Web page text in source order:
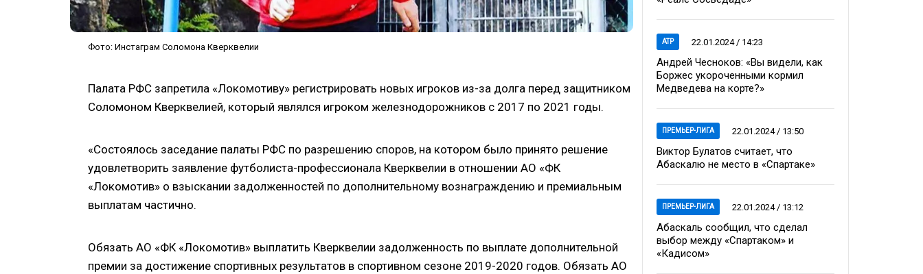
Фото: Инстаграм Соломона Кверквелии
Палата РФС запретила «Локомотиву» регистрировать новых игроков из-за долга перед защитником
Соломоном Кверквелией, который являлся игроком железнодорожников с 2017 по 2021 годы.
«Состоялось заседание палаты РФС по разрешению споров, на котором было принято решение
удовлетворить заявление футболиста-профессионала Кверквелии в отношении АО «ФК
«Локомотив» о взыскании задолженностей по дополнительному вознаграждению и премиальным
выплатам частично.
Обязать АО «ФК «Локомотив» выплатить Кверквелии задолженность по выплате дополнительной
премии за достижение спортивных результатов в спортивном сезоне 2019-2020 годов. Обязать АО
ATP 22.01.2024 / 14:23
Андрей Чесноков: «Вы видели, как
Боржес укороченными кормил
Медведева на корте?»
ПРЕМЬЕР-ЛИГА 22.01.2024 / 13:50
Виктор Булатов считает, что
Абаскалю не место в «Спартаке»
ПРЕМЬЕР-ЛИГА 22.01.2024 / 13:12
Абаскаль сообщил, что сделал
выбор между «Спартаком» и
«Кадисом»